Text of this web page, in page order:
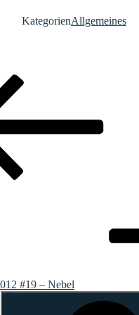
KategorienAllgemeines
#19 – Nebel